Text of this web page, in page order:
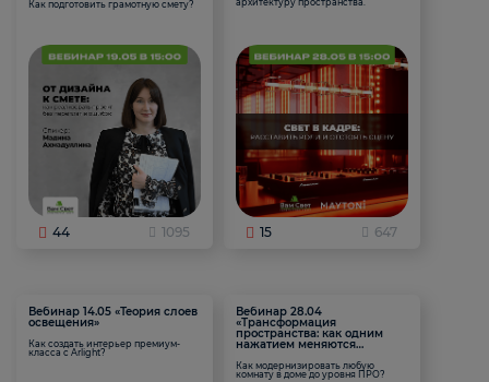
Как подготовить грамотную смету?
44 1095
архитектуру пространства.
15 647
Вебинар 14.05 «Теория слоев
освещения»
Как создать интерьер премиум-
класса с Arlight?
Вебинар 28.04
«Трансформация
пространства: как одним
нажатием меняются
Как модернизировать любую
комнату в доме до уровня ПРО?